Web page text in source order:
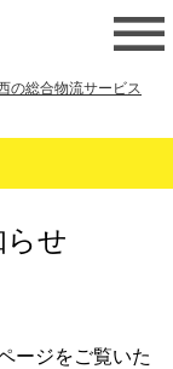
の総合物流サービス
せ
ージをご覧いた